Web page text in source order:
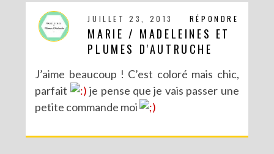
RÉPONDRE
JUILLET 23, 2013
MARIE / MADELEINES ET
PLUMES D'AUTRUCHE
J’aime beaucoup ! C’est coloré mais chic,
parfait
je pense que je vais passer une
petite commande moi